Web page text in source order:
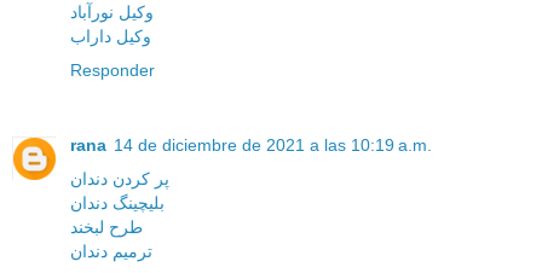
وکیل نورآباد
وکیل داراب
Responder
rana 14 de diciembre de 2021 a las 10:19 a.m.
پر کردن دندان
بلیچینگ دندان
طرح لبخند
ترمیم دندان